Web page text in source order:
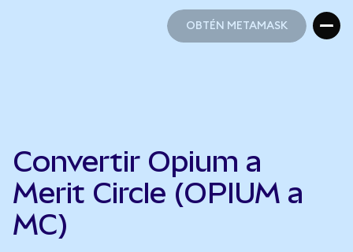
OBTÉN METAMASK
Convertir Opium a
Merit Circle (OPIUM a
MC)